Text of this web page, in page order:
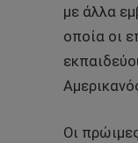
με άλλα
οποία οι
Οι